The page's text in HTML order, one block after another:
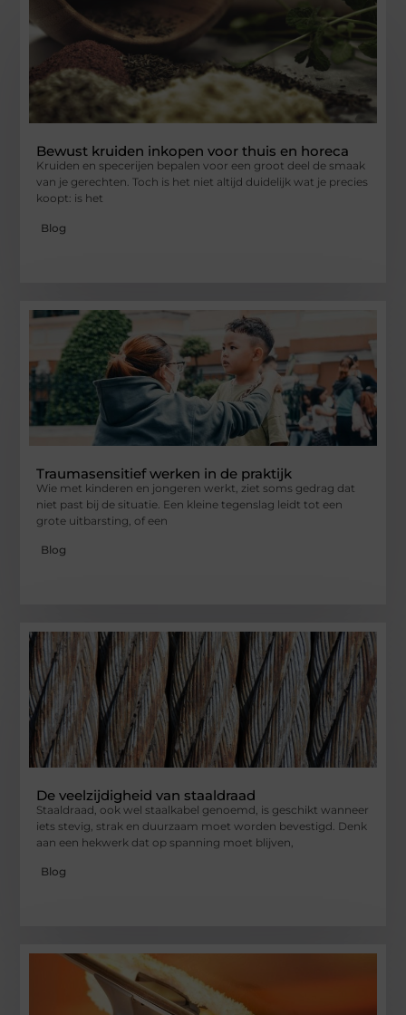
Bewust kruiden inkopen voor thuis en horeca
Kruiden en specerijen bepalen voor een groot deel de smaak
van je gerechten. Toch is het niet altijd duidelijk wat je precies
koopt: is het
Blog
Traumasensitief werken in de praktijk
Wie met kinderen en jongeren werkt, ziet soms gedrag dat
niet past bij de situatie. Een kleine tegenslag leidt tot een
grote uitbarsting, of een
Blog
De veelzijdigheid van staaldraad
Staaldraad, ook wel staalkabel genoemd, is geschikt wanneer
iets stevig, strak en duurzaam moet worden bevestigd. Denk
aan een hekwerk dat op spanning moet blijven,
Blog